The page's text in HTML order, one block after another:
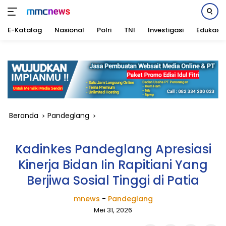
konten
E-Katalog Nasional Polri TNI Investigasi Edukasi
Beranda Pandeglang
Kadinkes Pandeglang Apresiasi
Kinerja Bidan Iin Rapitiani Yang
Berjiwa Sosial Tinggi di Patia
mnews - Pandeglang
Mei 31, 2026